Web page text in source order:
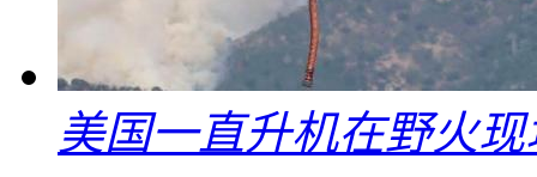
美国一直升机在野火